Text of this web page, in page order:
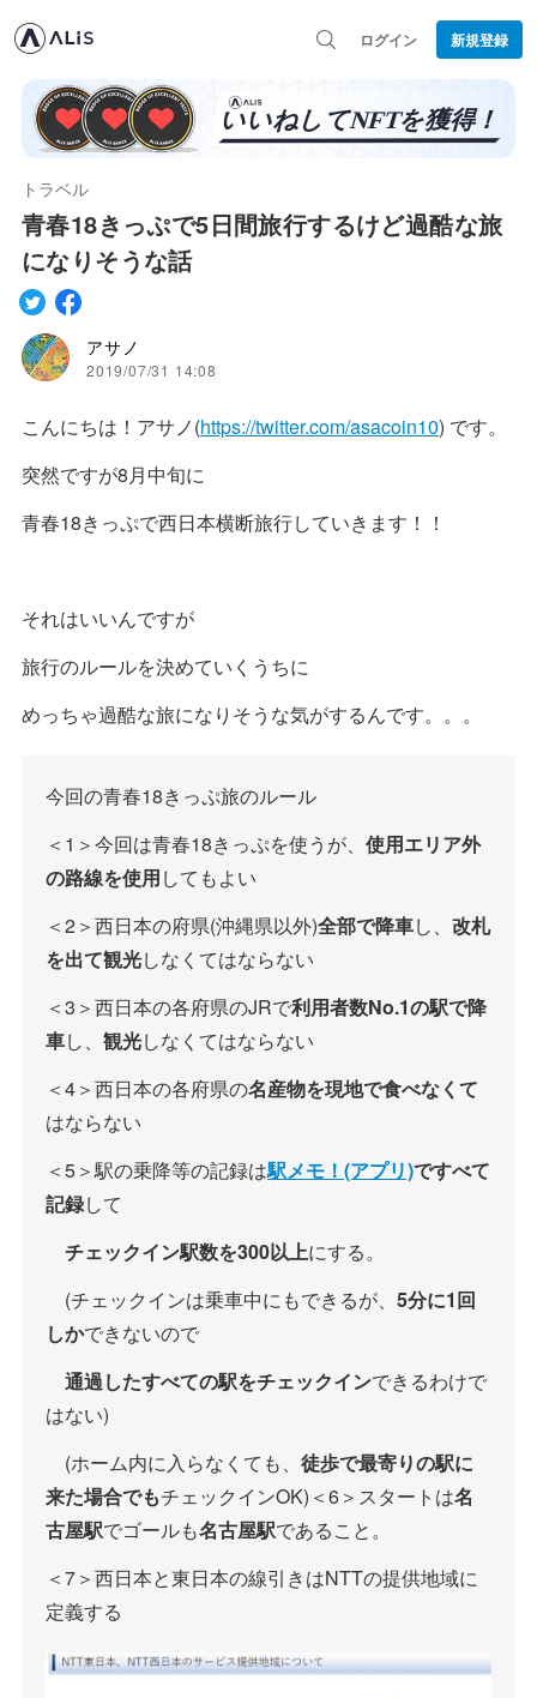
ログイン 新規登録
トラベル
青春18きっぷで5日間旅行するけど過酷な旅
になりそうな話
アサノ
2019/07/31 14:08
こんにちは！アサノ(https://twitter.com/asacoin10) です。
突然ですが8月中旬に
青春18きっぷで西日本横断旅行していきます！！
それはいいんですが
旅行のルールを決めていくうちに
めっちゃ過酷な旅になりそうな気がするんです。。。
今回の青春18きっぷ旅のルール
＜1＞今回は青春18きっぷを使うが、 使用エリア外
の路線を使用してもよい
＜2＞西日本の府県(沖縄県以外)全部で降車し、 改札
を出て観光しなくてはならない
＜3＞西日本の各府県のJRで利用者数No.1の駅で降
車し、 観光しなくてはならない
＜4＞西日本の各府県の名産物を現地で食べなくて
はならない
＜5＞駅の乗降等の記録は駅メモ！(アプリ)ですべて
記録して
チェックイン駅数を300以上にする。
(チェックインは乗車中にもできるが、 5分に1回
しかできないので
通過したすべての駅をチェックインできるわけで
はない)
(ホーム内に入らなくても、 徒歩で最寄りの駅に
来た場合でもチェックインOK)＜6＞スタートは名
古屋駅でゴールも名古屋駅であること。
＜7＞西日本と東日本の線引きはNTTの提供地域に
定義する